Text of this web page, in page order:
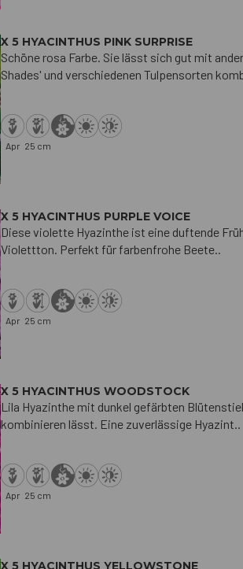
X 5 HYACINTHUS PINK SURPRISE
Schöne rosa Farbe. Sie lässt sich gut mit
Shades' und verschiedenen Tulpensorten
Apr 25 cm
X 5 HYACINTHUS PURPLE VOICE
Diese violette Hyazinthe ist eine duftende
Violettton. Perfekt für farbenfrohe Beete..
Apr 25 cm
X 5 HYACINTHUS WOODSTOCK
Lila Hyazinthe mit dunkel gefärbten
kombinieren lässt. Eine zuverlässige Hyazint..
Apr 25 cm
X 5 HYACINTHUS YELLOWSTONE